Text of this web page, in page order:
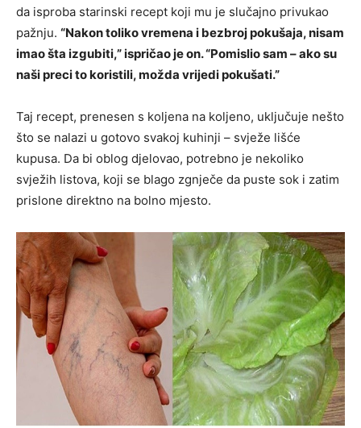
da isproba starinski recept koji mu je slučajno privukao
pažnju. “Nakon toliko vremena i bezbroj pokušaja, nisam
imao šta izgubiti,” ispričao je on. “Pomislio sam – ako su
naši preci to koristili, možda vrijedi pokušati.”
Taj recept, prenesen s koljena na koljeno, uključuje nešto
što se nalazi u gotovo svakoj kuhinji – svježe lišće
kupusa. Da bi oblog djelovao, potrebno je nekoliko
svježih listova, koji se blago zgnječe da puste sok i zatim
prislone direktno na bolno mjesto.